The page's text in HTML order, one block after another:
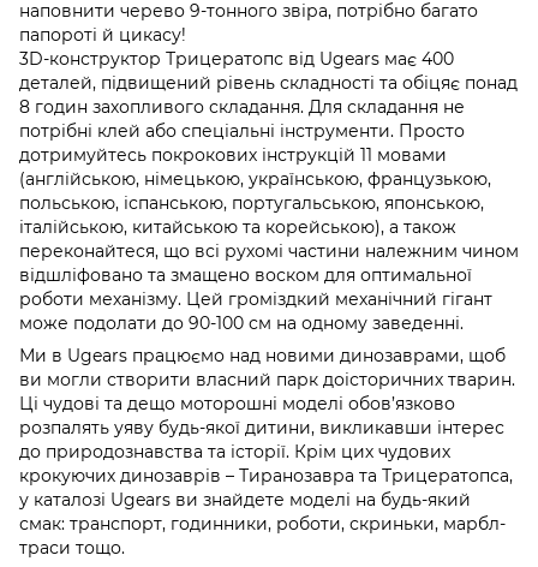
наповнити черево 9-тонного звіра, потрібно багато
папороті й цикасу!
3D-конструктор Трицератопс від Ugears має 400
деталей, підвищений рівень складності та обіцяє понад
8 годин захопливого складання. Для складання не
потрібні клей або спеціальні інструменти. Просто
дотримуйтесь покрокових інструкцій 11 мовами
(англійською, німецькою, українською, французькою,
польською, іспанською, португальською, японською,
італійською, китайською та корейською), а також
переконайтеся, що всі рухомі частини належним чином
відшліфовано та змащено воском для оптимальної
роботи механізму. Цей громіздкий механічний гігант
може подолати до 90-100 см на одному заведенні.
Ми в Ugears працюємо над новими динозаврами, щоб
ви могли створити власний парк доісторичних тварин.
Ці чудові та дещо моторошні моделі обов’язково
розпалять уяву будь-якої дитини, викликавши інтерес
до природознавства та історії. Крім цих чудових
крокуючих динозаврів – Тиранозавра та Трицератопса,
у каталозі Ugears ви знайдете моделі на будь-який
смак: транспорт, годинники, роботи, скриньки, марбл-
траси тощо.